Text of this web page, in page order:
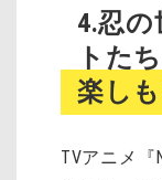
4.忍
トた
楽しも
TVアニメ『